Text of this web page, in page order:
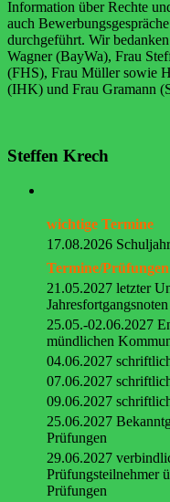
Information über Rechte
auch
durchgeführt. Wir
Wagner (BayWa), Frau
(FHS), Frau Müller sowie
(IHK) und Frau Gramann
Steffen Krech
wichtige Termine
17.08.2026
Termine/
21.05.2027 letzter
Jahresfortgangsnoten
25.05.-02.06.2027
mündlichen
04.06.2027
07.06.2027
09.06.2027
25.06.2027
Prüfungen
29.06.2027
Prüfungsteilnehmer
Prüfungen